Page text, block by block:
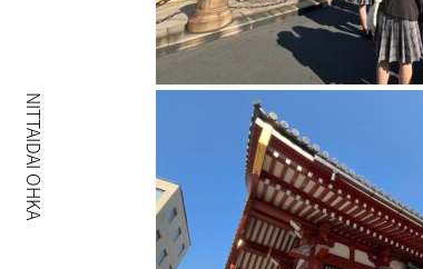
NITTAIDAI OHKA